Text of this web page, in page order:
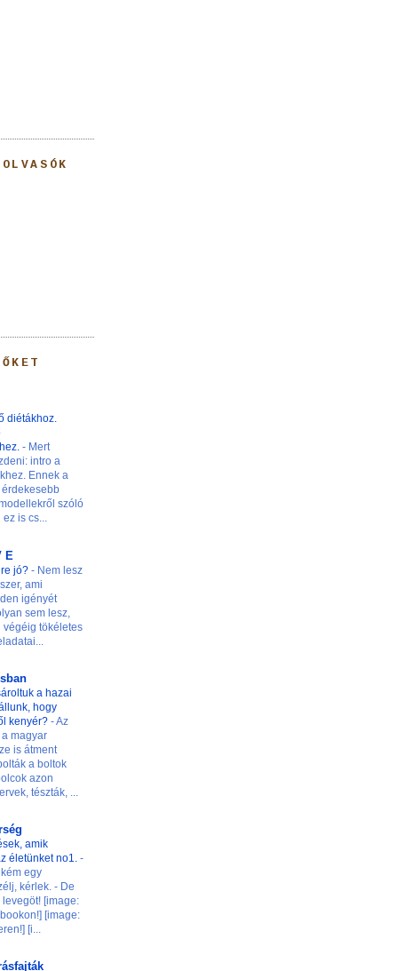
diétákhoz.
- Mert
intro a
Ennek a
szóló
is cs...
E
jó? - Nem lesz
ami
igényét
sem lesz,
végéig tökéletes
a hazai
hogy
kenyér? -Az
magyar
is átment
a boltok
azon
tészták, ...
amik
életünket no1. -
egy
kérlek. - De
[image:
[image:
[i...